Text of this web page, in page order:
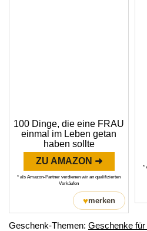
100 Dinge, die eine FRAU
einmal im Leben getan
haben sollte
ZU AMAZON ➜
* als Amazon-Partner verdienen wir an qualifizierten
Verkäufen
♥merken
*
Geschenk-Themen: Geschenke